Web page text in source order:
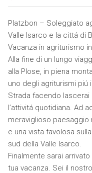
Platzbon – Soleggiato
Valle Isarco e la cittá di
Vacanza in agriturismo
Alla fine di un lungo
alla Plose, in piena
uno degli agriturismi piú
Strada facendo
l’attivitá quotidiana. Ad
meraviglioso paesaggio
e una vista favolosa
sud della Valle Isarco.
Finalmente sarai
tua vacanza. Sei il